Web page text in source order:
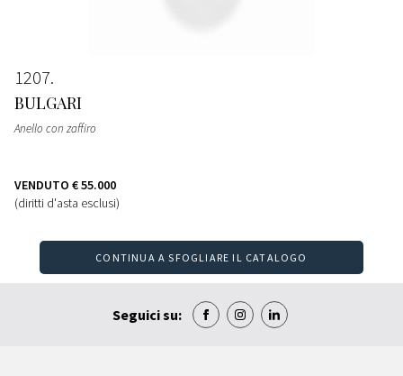
1207
BULGARI
Anello con zaffiro
VENDUTO € 55.000
(diritti d'asta esclusi)
CONTINUA A SFOGLIARE IL CATALOGO
Seguici su: